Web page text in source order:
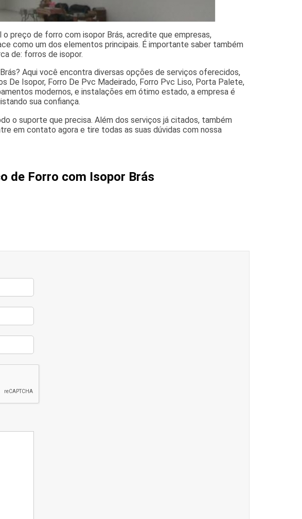
preço de forro com isopor Brás, acredite que empresas,
como um dos elementos principais. É importante saber também
de: forros de isopor.
Aqui você encontra diversas opções de serviços oferecidos,
De Isopor, Forro De Pvc Madeirado, Forro Pvc Liso, Porta Palete,
modernos, e instalações em ótimo estado, a empresa é
sua confiança.
o suporte que precisa. Além dos serviços já citados, também
em contato agora e tire todas as suas dúvidas com nossa
de Forro com Isopor Brás